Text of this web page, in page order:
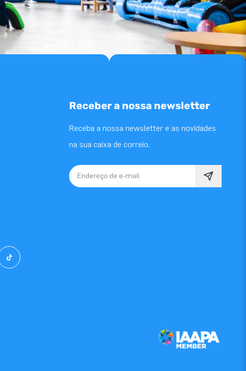
Receber a nossa newsletter
Receba a nossa newsletter e as novidades
na sua caixa de correio.
Endereço de e-mail